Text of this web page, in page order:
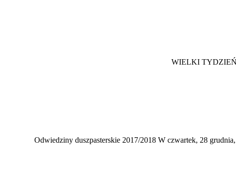
WIELKI TYDZIEŃ
Odwiedziny duszpasterskie 2017/2018 W czwartek, 28